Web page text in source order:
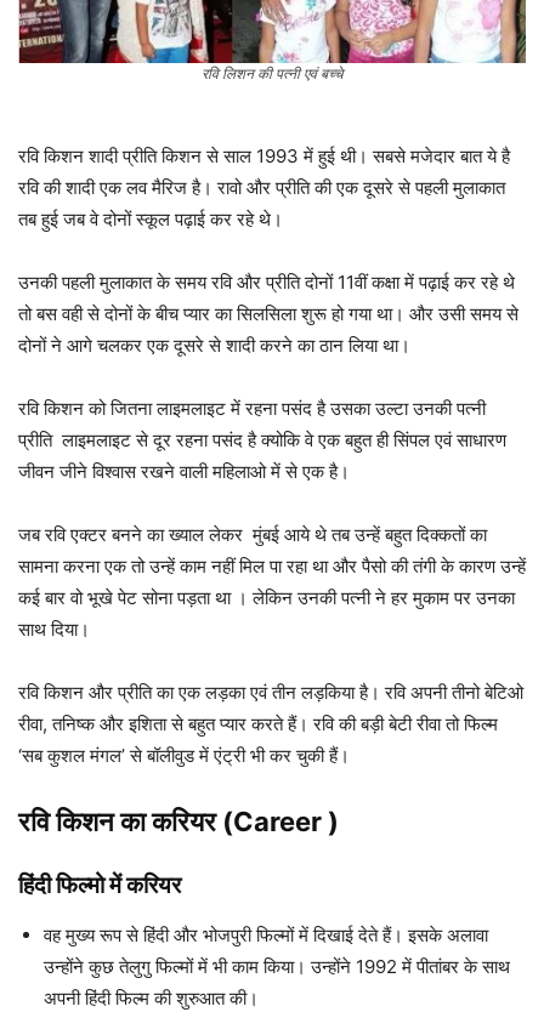
रवि लिशन की पत्नी एवं बच्चे
रवि किशन शादी प्रीति किशन से साल 1993 में हुई थी। सबसे मजेदार बात ये है
रवि की शादी एक लव मैरिज है। रावो और प्रीति की एक दूसरे से पहली मुलाकात
तब हुई जब वे दोनों स्कूल पढ़ाई कर रहे थे।
उनकी पहली मुलाकात के समय रवि और प्रीति दोनों 11वीं कक्षा में पढ़ाई कर रहे थे
तो बस वही से दोनों के बीच प्यार का सिलसिला शुरू हो गया था। और उसी समय से
दोनों ने आगे चलकर एक दूसरे से शादी करने का ठान लिया था।
रवि किशन को जितना लाइमलाइट में रहना पसंद है उसका उल्टा उनकी पत्नी
प्रीति लाइमलाइट से दूर रहना पसंद है क्योकि वे एक बहुत ही सिंपल एवं साधारण
जीवन जीने विश्वास रखने वाली महिलाओ में से एक है।
जब रवि एक्टर बनने का ख्याल लेकर मुंबई आये थे तब उन्हें बहुत दिक्कतों का
सामना करना एक तो उन्हें काम नहीं मिल पा रहा था और पैसो की तंगी के कारण उन्हें
कई बार वो भूखे पेट सोना पड़ता था । लेकिन उनकी पत्नी ने हर मुकाम पर उनका
साथ दिया।
रवि किशन और प्रीति का एक लड़का एवं तीन लड़किया है। रवि अपनी तीनो बेटिओ
रीवा, तनिष्क और इशिता से बहुत प्यार करते हैं। रवि की बड़ी बेटी रीवा तो फिल्म
‘सब कुशल मंगल’ से बॉलीवुड में एंट्री भी कर चुकी हैं।
रवि किशन का करियर (Career )
हिंदीफिल्मो में करियर
वह मुख्य रूप से हिंदी और भोजपुरी फिल्मों में दिखाई देते हैं। इसके अलावा
उन्होंने कुछ तेलुगु फिल्मों में भी काम किया। उन्होंने 1992 में पीतांबर के साथ
अपनी हिंदी फिल्म की शुरुआत की।